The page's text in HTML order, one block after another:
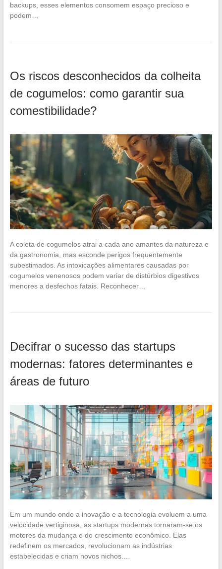
backups, esses elementos consomem espaço precioso e
podem…
Os riscos desconhecidos da colheita
de cogumelos: como garantir sua
comestibilidade?
A coleta de cogumelos atrai a cada ano amantes da natureza e
da gastronomia, mas esconde perigos frequentemente
subestimados. As intoxicações alimentares causadas por
cogumelos venenosos podem variar de distúrbios digestivos
menores a desfechos fatais. Reconhecer…
Decifrar o sucesso das startups
modernas: fatores determinantes e
áreas de futuro
Em um mundo onde a inovação e a tecnologia evoluem a uma
velocidade vertiginosa, as startups modernas tornaram-se os
motores da mudança e do crescimento econômico. Elas
redefinem os mercados, revolucionam as indústrias
estabelecidas e criam novos nichos.…